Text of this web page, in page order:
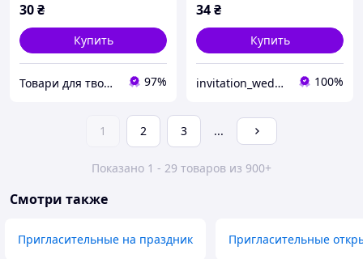
30₴
Купить
Товари для творчості та скрапбукінгу "Shine art" 97%
34₴
Купить
invitation_wedding 100%
1 2 3 ...
Показано 1 - 29 товаров из 900+
Смотри также
Пригласительные на праздник Пригласительные